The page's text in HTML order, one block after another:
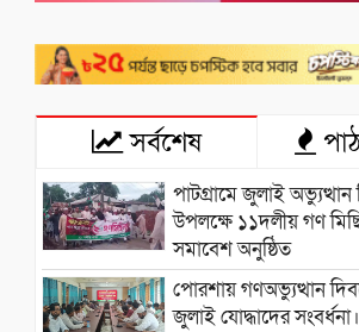
সর্বশেষ
পাটগ্রামে জুলাই
উপলক্ষে ১১দলীয় গণ
সমাবেশ অনুষ্ঠিত
পোরশায় গণঅভ্যুত্থান
জুলাই যোদ্ধাদের সংবর্ধনা।